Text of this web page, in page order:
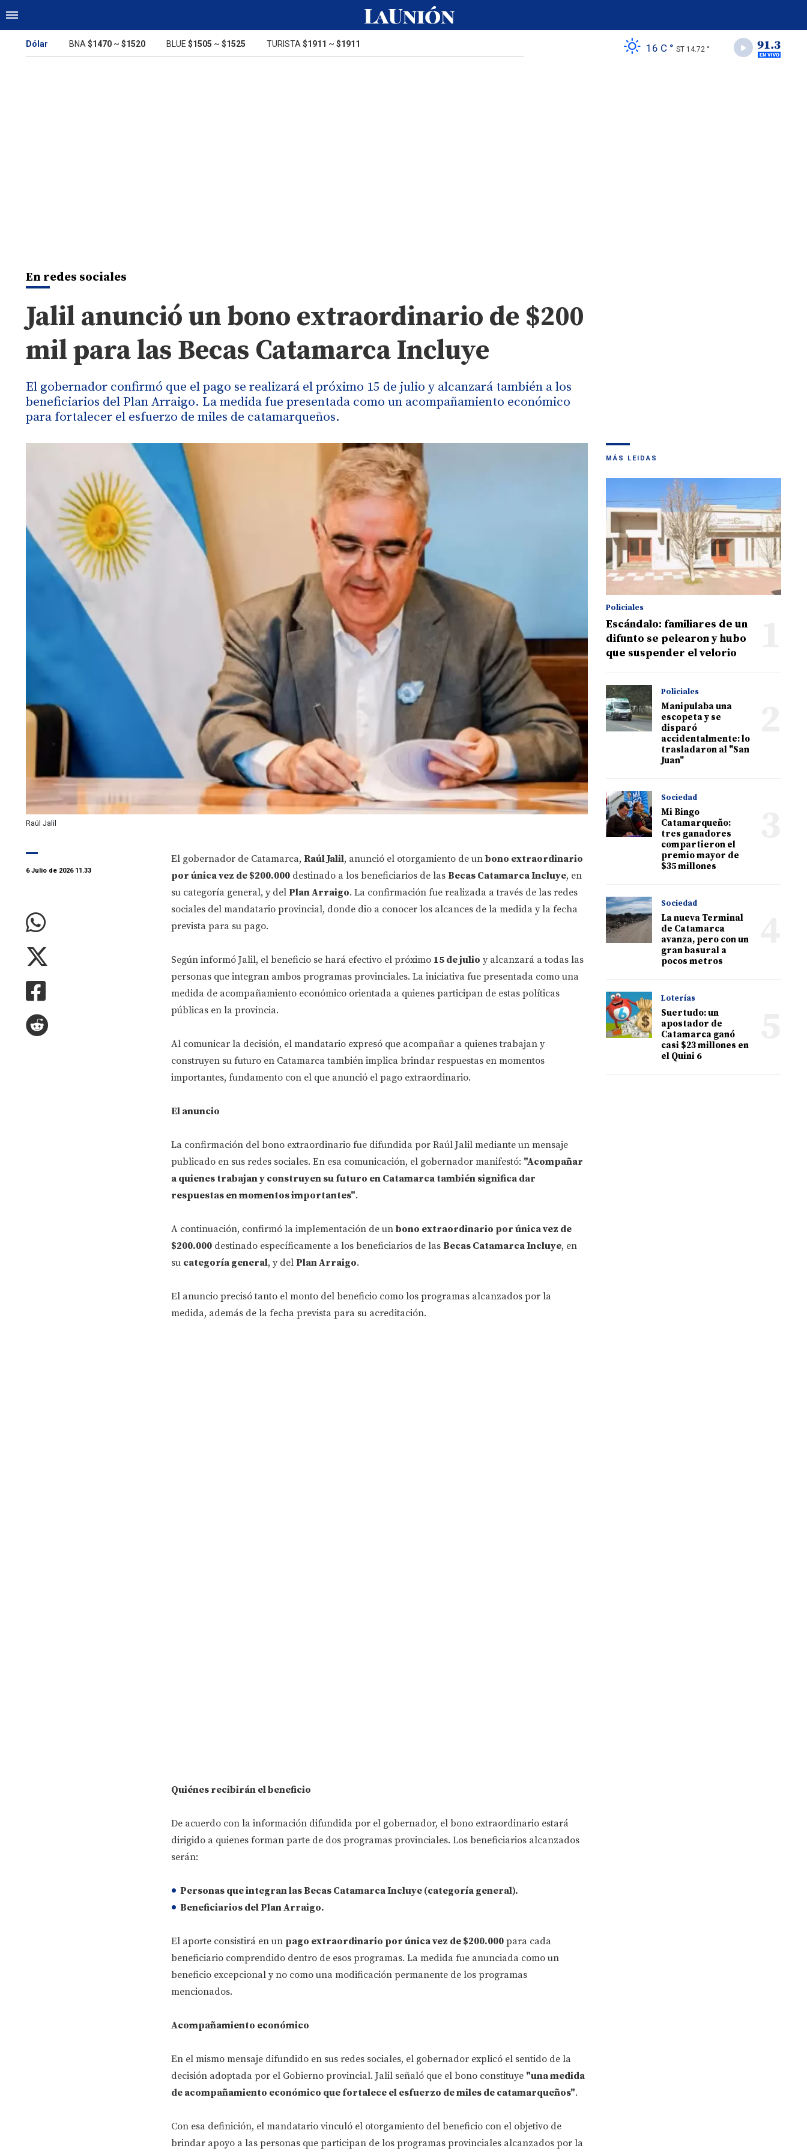
Dólar BNA $1470 ~ $1520 BLUE $1505 ~ $1525 TURISTA $1911 ~ $1911 16 C ° ST 14.72 °
En redes sociales
Jalil anunció un bono extraordinario de $200
mil para las Becas Catamarca Incluye
El gobernador confirmó que el pago se realizará el próximo 15 de julio y alcanzará también a los
beneficiarios del Plan Arraigo. La medida fue presentada como un acompañamiento económico
para fortalecer el esfuerzo de miles de catamarqueños.
Raúl Jalil
6 Julio de 2026 11.33
El gobernador de Catamarca, Raúl Jalil, anunció el otorgamiento de un bono extraordinario
por única vez de $200.000destinado a los beneficiarios de las Becas Catamarca Incluye, en
su categoría general, y del Plan Arraigo. La confirmación fue realizada a través de las redes
sociales del mandatario provincial, donde dio a conocer los alcances de la medida y la fecha
prevista para su pago.
Según informó Jalil, el beneficio se hará efectivo el próximo 15 de julio y alcanzará a todas las
personas que integran ambos programas provinciales. La iniciativa fue presentada como una
medida de acompañamiento económico orientada a quienes participan de estas políticas
públicas en la provincia.
Al comunicar la decisión, el mandatario expresó que acompañar a quienes trabajan y
construyen su futuro en Catamarca también implica brindar respuestas en momentos
importantes, fundamento con el que anunció el pago extraordinario.
El anuncio
La confirmación del bono extraordinario fue difundida por Raúl Jalil mediante un mensaje
publicado en sus redes sociales. En esa comunicación, el gobernador manifestó: "Acompañar
a quienes trabajan y construyen su futuro en Catamarca también significa dar
respuestas en momentos importantes".
A continuación, confirmó la implementación de un bono extraordinario por única vez de
$200.000destinado específicamente a los beneficiarios de las Becas Catamarca Incluye, en
su categoría general, y del Plan Arraigo.
El anuncio precisó tanto el monto del beneficio como los programas alcanzados por la
medida, además de la fecha prevista para su acreditación.
Quiénes recibirán el beneficio
De acuerdo con la información difundida por el gobernador, el bono extraordinario estará
dirigido a quienes forman parte de dos programas provinciales. Los beneficiarios alcanzados
serán:
Personas que integran las Becas Catamarca Incluye (categoría general).
Beneficiarios del Plan Arraigo.
El aporte consistirá en un pago extraordinario por única vez de $200.000para cada
beneficiario comprendido dentro de esos programas. La medida fue anunciada como un
beneficio excepcional y no como una modificación permanente de los programas
mencionados.
Acompañamiento económico
En el mismo mensaje difundido en sus redes sociales, el gobernador explicó el sentido de la
decisión adoptada por el Gobierno provincial. Jalil señaló que el bono constituye "una medida
de acompañamiento económico que fortalece el esfuerzo de miles de catamarqueños".
Con esa definición, el mandatario vinculó el otorgamiento del beneficio con el objetivo de
brindar apoyo a las personas que participan de los programas provinciales alcanzados por la
MÁS LEIDAS
Policiales
Escándalo: familiares de un
difunto se pelearon y hubo
que suspender el velorio
Policiales
Manipulaba una
escopeta y se
disparó
accidentalmente: lo
trasladaron al "San
Juan"
Sociedad
Mi Bingo
Catamarqueño:
tres ganadores
compartieron el
premio mayor de
$35 millones
Sociedad
La nueva Terminal
de Catamarca
avanza, pero con un
gran basural a
pocos metros
Loterías
Suertudo: un
apostador de
Catamarca ganó
casi $23 millones en
el Quini 6